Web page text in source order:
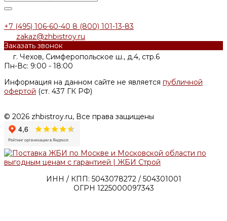
+7 (495) 106-60-40 8 (800) 101-13-83
zakaz@zhbistroy.ru
Заказать звонок
г. Чехов, Симферопольское ш., д.4, стр.6
Пн-Вс: 9:00 - 18:00
Информация на данном сайте не является публичной
офертой (ст. 437 ГК РФ)
© 2026 zhbistroy.ru, Все права защищены
ИНН / КПП: 5043078272 / 504301001
ОГРН 1225000097343